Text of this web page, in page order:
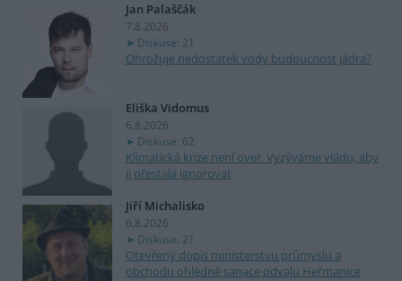
Jan Palaščák
7.8.2026
Diskuse: 21
Ohrožuje nedostatek vody budoucnost jádra?
Eliška Vidomus
6.8.2026
Diskuse: 62
Klimatická krize není over. Vyzýváme vládu, aby
ji přestala ignorovat
Jiří Michalisko
6.8.2026
Diskuse: 21
Otevřený dopis ministerstvu průmyslu a
obchodu ohledně sanace odvalu Heřmanice